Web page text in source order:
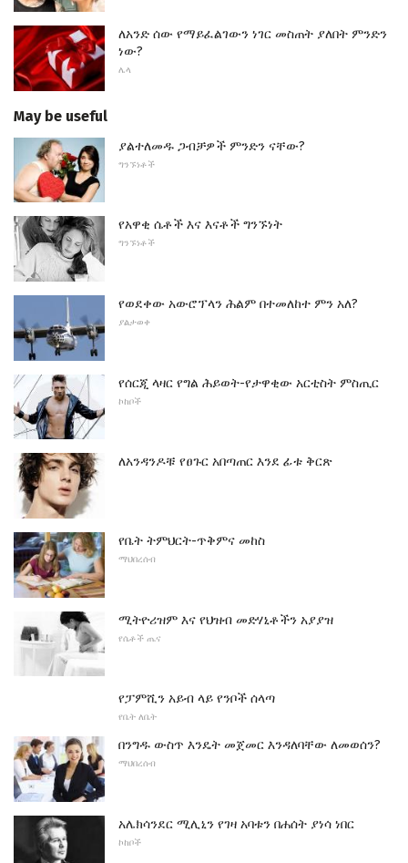
ለአንድ ሰው የማይፈልገውን ነገር መስጠት ያለበት ምንድን
ነው?
ሌላ
May be useful
ያልተለመዱ ጋብቻዎች ምንድን ናቸው?
ግንኙነቶች
የአዋቂ ሴቶች እና እናቶች ግንኙነት
ግንኙነቶች
የወደቀው አውሮፕላን ሕልም በተመለከተ ምን አለ?
ያልታወቀ
የሰርጂ ላዛር የግል ሕይወት-የታዋቂው አርቲስት ምስጢር
ኮከቦች
ለአንዳንዶቹ የፀጉር አበጣጠር እንደ ፊቱ ቅርጽ
የቤት ትምህርት-ጥቅምና መከስ
ማህበረሰብ
ሚትዮሪዝም እና የህዝብ መድሃኒቶችን አያያዝ
የሴቶች ጤና
የፓምሺን አይብ ላይ የንቦች ሰላጣ
የቤት ለቤት
በንግዱ ውስጥ እንዴት መጀመር እንዳለባቸው ለመወሰን?
ማህበረሰብ
አሌክሳንደር ሚሊኒን የገዛ አባቱን በሐሰት ያነሳ ነበር
ኮከቦች